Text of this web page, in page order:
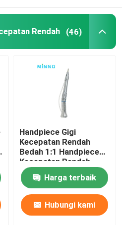
Rendah (46)
Handpiece Gigi
Kecepatan Rendah
Bedah 1:1 Handpiece
Kecepatan Rendah
Langsung
Harga terbaik
Hubungi kami